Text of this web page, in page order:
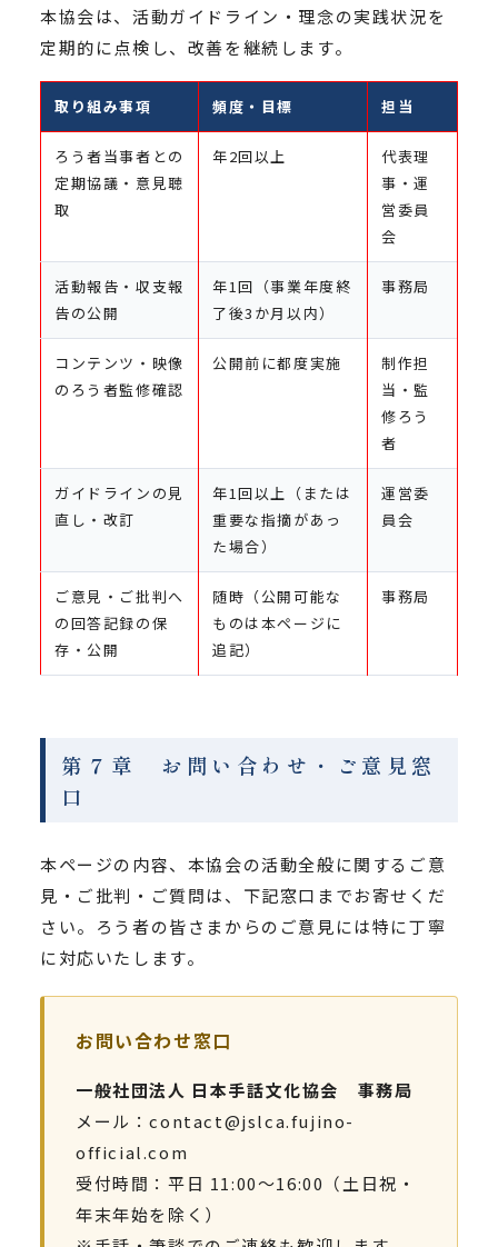
本協会は、活動ガイドライン・理念の実践状況を
定期的に点検し、改善を継続します。
取り組み事項 頻度・目標 担当
ろう者当事者との
定期協議・意見聴
取
年2回以上
代表理
事・運
営委員
会
活動報告・収支報
告の公開
年1回（事業年度終
了後3か月以内）
事務局
コンテンツ・映像
のろう者監修確認
公開前に都度実施
制作担
当・監
修ろう
者
ガイドラインの見
直し・改訂
年1回以上（または
重要な指摘があっ
た場合）
運営委
員会
ご意見・ご批判へ
の回答記録の保
存・公開
随時（公開可能な
ものは本ページに
追記）
事務局
第７章 お問い合わせ・ご意見窓
口
本ページの内容、本協会の活動全般に関するご意
見・ご批判・ご質問は、下記窓口までお寄せくだ
さい。ろう者の皆さまからのご意見には特に丁寧
に対応いたします。
お問い合わせ窓口
一般社団法人 日本手話文化協会 事務局
メール：contact@jslca.fujino-
official.com
受付時間：平日 11:00〜16:00（土日祝・
年末年始を除く）